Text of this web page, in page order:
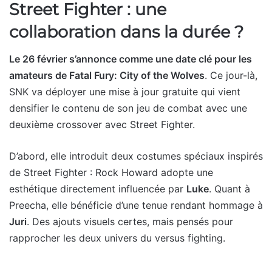
Street Fighter : une
collaboration dans la durée ?
Le 26 février s’annonce comme une date clé pour les
amateurs de Fatal Fury: City of the Wolves. Ce jour-là,
SNK va déployer une mise à jour gratuite qui vient
densifier le contenu de son jeu de combat avec une
deuxième crossover avec Street Fighter.
D’abord, elle introduit deux costumes spéciaux inspirés
de Street Fighter : Rock Howard adopte une
esthétique directement influencée par Luke. Quant à
Preecha, elle bénéficie d’une tenue rendant hommage à
Juri. Des ajouts visuels certes, mais pensés pour
rapprocher les deux univers du versus fighting.